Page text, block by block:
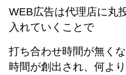
WEB広告は代理店に丸
入れていくことで
打ち合わせ時間が無く
時間が創出され、何よ